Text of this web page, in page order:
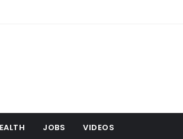
JOBS VIDEOS